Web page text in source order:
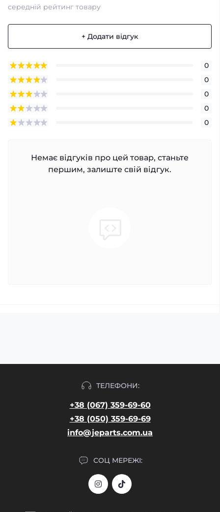
середній рейтинг товару
+ Додати відгук
0
0
0
0
0
Немає відгуків про цей товар, станьте
першим, залиште свій відгук.
ТЕЛЕФОНИ:
+38 (067) 359-69-60
+38 (050) 359-69-69
info@jeparts.com.ua
СОЦ МЕРЕЖІ: